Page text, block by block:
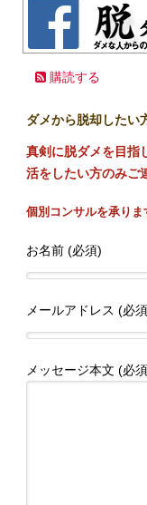
購読する
ダメから脱却したい
真剣に脱ダメを目指
活をしたい方のみご
個別コンサルを承りま
お名前 (必須)
メールアドレス (必
メッセージ本文 (必